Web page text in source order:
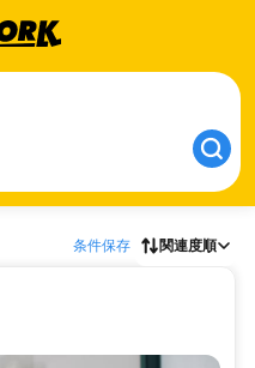
条件保存 関連度順